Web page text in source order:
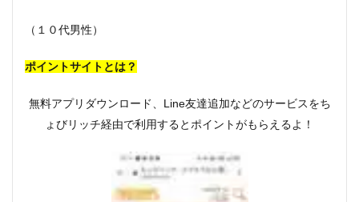
（１０代男性）
ポイントサイトとは？
無料アプリダウンロード、Line友達追加などのサービスをち
ょびリッチ経由で利用するとポイントがもらえるよ！